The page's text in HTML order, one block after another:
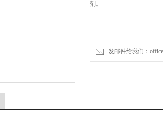
剂。
发邮件给我们：